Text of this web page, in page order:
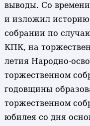
выводы. Со
и изложил
собрании по
КПК, на
летия Народно-
торжественном
годовщины
торжественном
юбилея со дня